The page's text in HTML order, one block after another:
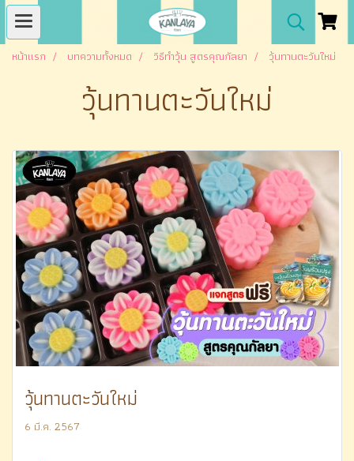
หน้าแรก บทความทั้งหมด วิธีทำวุ้น สูตรคุณกัลยา วุ้นทานตะวันใหม่
วุ้นทานตะวันใหม่
วุ้นทานตะวันใหม่
6 มี.ค. 2567